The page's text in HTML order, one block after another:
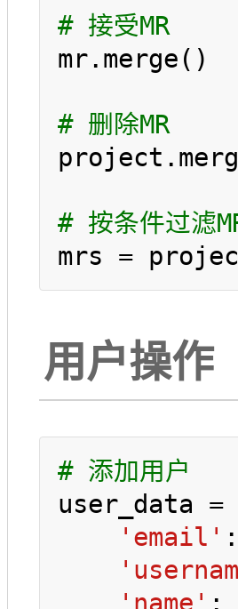
# 接受MR
mr.merge()
# 删除MR
# 按条件过滤
mrs =
用户操作
# 添加用户
user_data =
'email' :
'name' :